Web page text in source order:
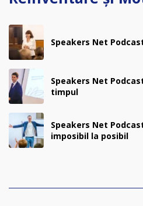
Speakers Net
Speakers Net
timpul
Speakers Net
imposibil la posibil